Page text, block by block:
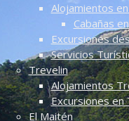
Alojamientos
Cabañas
Excursiones
Servicios
Trevelin
Alojamientos
Excursiones en
El Maitén